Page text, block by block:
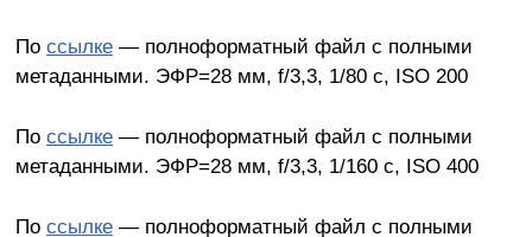
По ссылке— полноформатный файл с полными
метаданными. ЭФР=28 мм, f/3,3, 1/80 c, ISO 200
По ссылке— полноформатный файл с полными
метаданными. ЭФР=28 мм, f/3,3, 1/160 c, ISO 400
По ссылке— полноформатный файл с полными